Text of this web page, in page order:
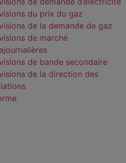
du prix du gaz
de la demande de gaz
de marché
de bande secondaire
de la direction des